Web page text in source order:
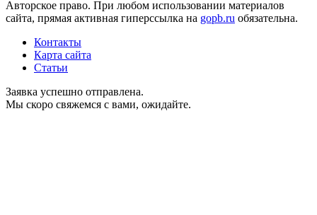
Авторское право. При любом использовании материалов
сайта, прямая активная гиперссылка на gopb.ru обязательна.
Контакты
Карта сайта
Статьи
Заявка успешно отправлена.
Мы скоро свяжемся с вами, ожидайте.